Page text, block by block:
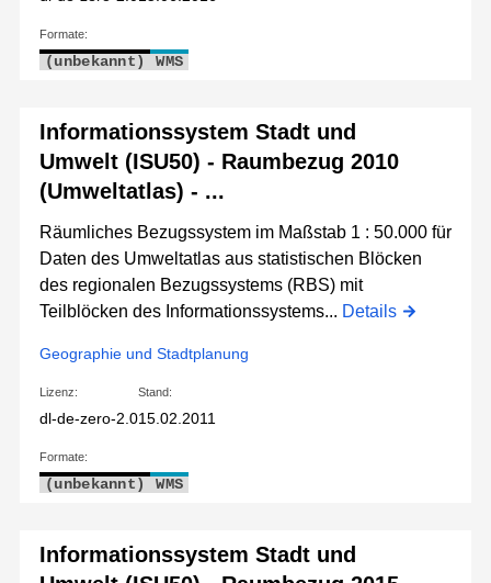
Formate:
(unbekannt) WMS
Informationssystem Stadt und
Umwelt (ISU50) - Raumbezug 2010
(Umweltatlas) - ...
Räumliches Bezugssystem im Maßstab 1 : 50.000 für
Daten des Umweltatlas aus statistischen Blöcken
des regionalen Bezugssystems (RBS) mit
Teilblöcken des Informationssystems... Details
Geographie und Stadtplanung
Lizenz:
dl-de-zero-2.0
Stand:
15.02.2011
Formate:
(unbekannt) WMS
Informationssystem Stadt und